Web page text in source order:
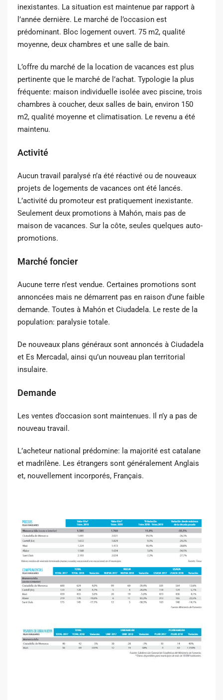
inexistantes. La situation est maintenue par rapport à
l’année dernière. Le marché de l’occasion est
prédominant. Bloc logement ouvert. 75 m2, qualité
moyenne, deux chambres et une salle de bain.
L’offre du marché de la location de vacances est plus
pertinente que le marché de l’achat. Typologie la plus
fréquente: maison individuelle isolée avec piscine, trois
chambres à coucher, deux salles de bain, environ 150
m2, qualité moyenne et climatisation. Le revenu a été
maintenu.
Activité
Aucun travail paralysé n’a été réactivé ou de nouveaux
projets de logements de vacances ont été lancés.
L’activité du promoteur est pratiquement inexistante.
Seulement deux promotions à Mahón, mais pas de
maison de vacances. Sur la côte, seules quelques auto-
promotions.
Marché foncier
Aucune terre n’est vendue. Certaines promotions sont
annoncées mais ne démarrent pas en raison d’une faible
demande. Toutes à Mahón et Ciudadela. Le reste de la
population: paralysie totale.
De nouveaux plans généraux sont annoncés à Ciudadela
et Es Mercadal, ainsi qu’un nouveau plan territorial
insulaire.
Demande
Les ventes d’occasion sont maintenues. Il n’y a pas de
nouveau travail.
L’acheteur national prédomine: la majorité est catalane
et madrilène. Les étrangers sont généralement Anglais
et, nouvellement incorporés, Français.